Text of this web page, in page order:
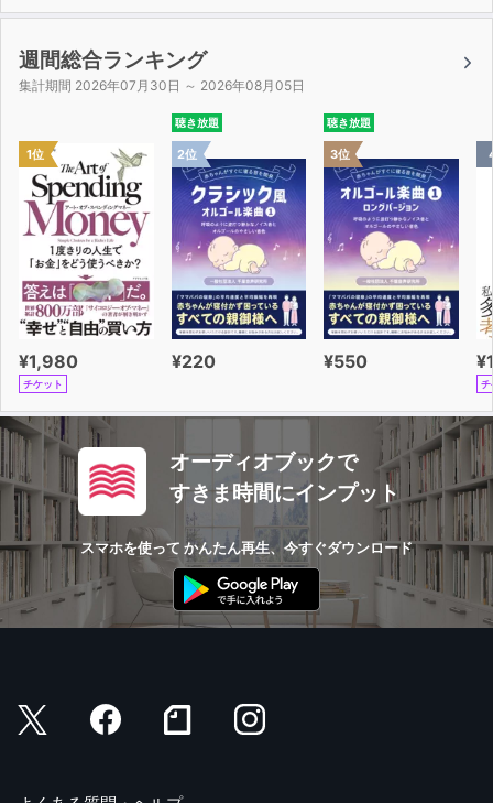
週間総合ランキング
集計期間 2026年07月30日 ～ 2026年08月05日
1位
¥1,980
チケット
聴き放題
2位
¥220
聴き放題
3位
¥550
チ
オーディオブックで
すきま時間にインプット
スマホを使って かんたん再生、今すぐダウンロード